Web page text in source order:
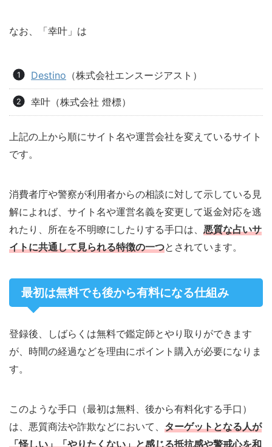
なお、「幸叶」は
Destino （株式会社エンスージアスト）
幸叶（株式会社 燈標）
上記の上から順にサイト名や運営会社を変えているサイト
です。
消費者庁や警察が利用者からの相談に対して示している見
解によれば、サイト名や運営名義を変更して返金対応を逃
れたり、所在を不明瞭にしたりする手口は、 悪質な占いサ
イトに共通して見られる特徴の一つとされています。
最初は無料でも後から有料になる仕組み
登録後、しばらくは無料で鑑定師とやり取りができます
が、時間の経過などを理由にポイント購入が必要になりま
す。
このような手口（最初は無料、後から有料化する手口）
は、悪質商法や詐欺などにおいて、 ターゲットとなる人が
「怪しい」「やりたくない」と感じる抵抗感や警戒心を和